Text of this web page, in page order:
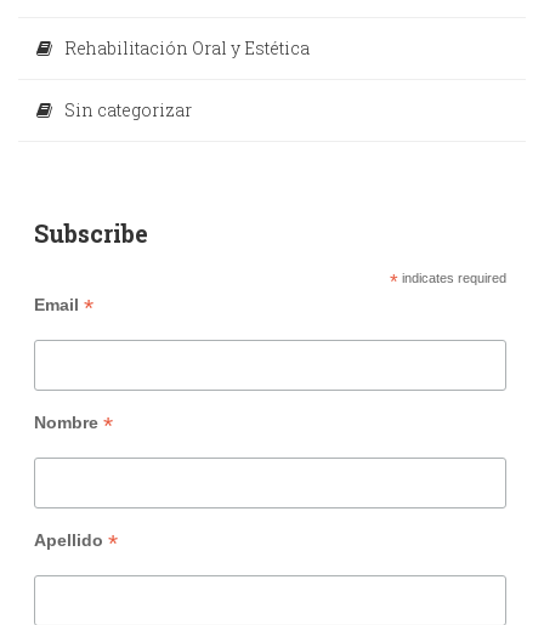
Rehabilitación Oral y Estética
Sin categorizar
Subscribe
*indicates required
Email *
Nombre *
Apellido *